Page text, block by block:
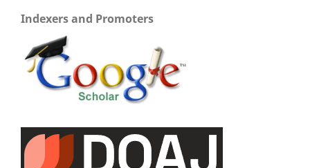
Indexers and Promoters